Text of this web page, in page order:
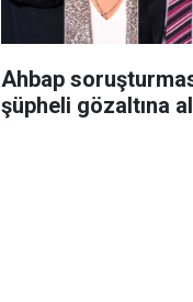
Ahbap
şüpheli gözaltına